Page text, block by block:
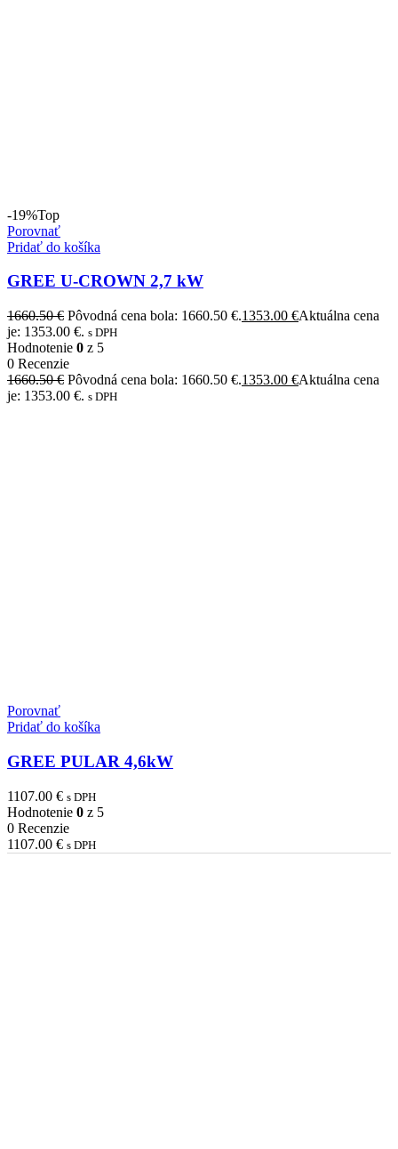
-19%Top
Porovnať
Pridať do košíka
GREE U-CROWN 2,7 kW
1660.50€ Pôvodná cena bola: 1660.50 €.1353.00 €Aktuálna cena
je: 1353.00 €. s DPH
Hodnotenie 0 z 5
0 Recenzie
1660.50€ Pôvodná cena bola: 1660.50 €.1353.00 €Aktuálna cena
je: 1353.00 €. s DPH
Porovnať
Pridať do košíka
GREE PULAR 4,6kW
1107.00 € s DPH
Hodnotenie 0 z 5
0 Recenzie
1107.00 € s DPH